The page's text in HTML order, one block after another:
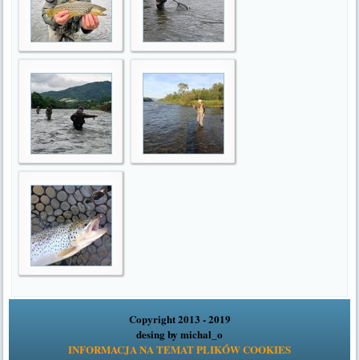
Copyright 2013 - 2019
desing by michal_o
INFORMACJA NA TEMAT PLIKÓW COOKIES